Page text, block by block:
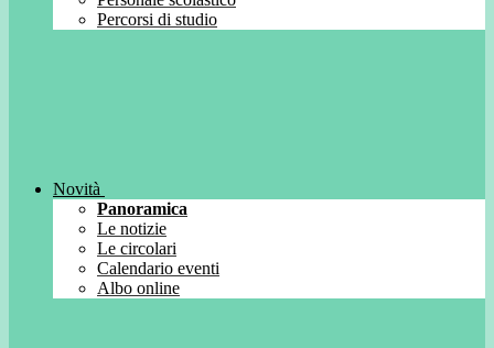
Percorsi di studio
Novità
Panoramica
Le notizie
Le circolari
Calendario eventi
Albo online